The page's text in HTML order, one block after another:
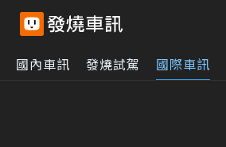
國內車訊 發燒試駕 國際車訊